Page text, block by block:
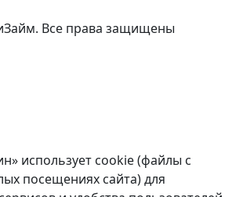
Все права защищены
использует cookie (файлы с
посещениях сайта) для